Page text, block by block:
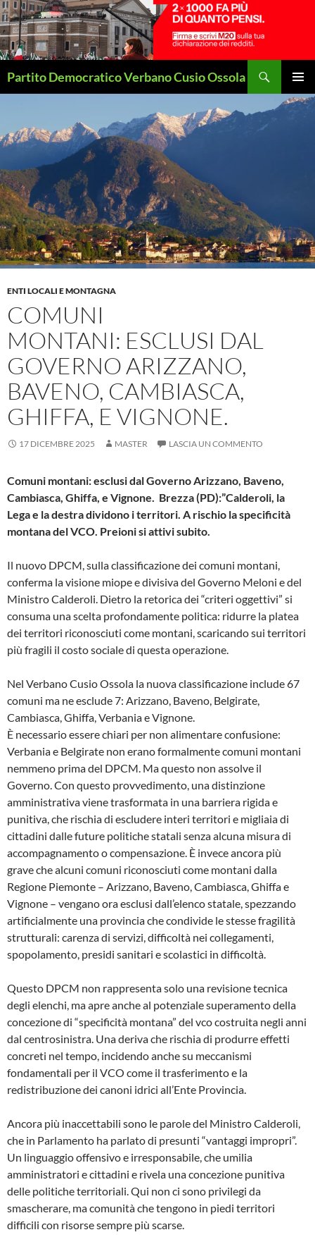
Vai
al
contenuto
Partito Democratico Verbano Cusio Ossola
MENU
ENTI LOCALI E MONTAGNA
COMUNI
MONTANI: ESCLUSI DAL
GOVERNO ARIZZANO,
BAVENO, CAMBIASCA,
GHIFFA, E VIGNONE.
17 DICEMBRE 2025 MASTER LASCIA UN COMMENTO
Comuni montani: esclusi dal Governo Arizzano, Baveno,
Cambiasca, Ghiffa, e Vignone. Brezza (PD):”Calderoli, la
Lega e la destra dividono i territori. A rischio la specificità
montana del VCO. Preioni si attivi subito.
Il nuovo DPCM, sulla classificazione dei comuni montani,
conferma la visione miope e divisiva del Governo Meloni e del
Ministro Calderoli. Dietro la retorica dei “criteri oggettivi” si
consuma una scelta profondamente politica: ridurre la platea
dei territori riconosciuti come montani, scaricando sui territori
più fragili il costo sociale di questa operazione.
Nel Verbano Cusio Ossola la nuova classificazione include 67
comuni ma ne esclude 7: Arizzano, Baveno, Belgirate,
Cambiasca, Ghiffa, Verbania e Vignone.
È necessario essere chiari per non alimentare confusione:
Verbania e Belgirate non erano formalmente comuni montani
nemmeno prima del DPCM. Ma questo non assolve il
Governo. Con questo provvedimento, una distinzione
amministrativa viene trasformata in una barriera rigida e
punitiva, che rischia di escludere interi territori e migliaia di
cittadini dalle future politiche statali senza alcuna misura di
accompagnamento o compensazione. È invece ancora più
grave che alcuni comuni riconosciuti come montani dalla
Regione Piemonte – Arizzano, Baveno, Cambiasca, Ghiffa e
Vignone – vengano ora esclusi dall’elenco statale, spezzando
artificialmente una provincia che condivide le stesse fragilità
strutturali: carenza di servizi, difficoltà nei collegamenti,
spopolamento, presidi sanitari e scolastici in difficoltà.
Questo DPCM non rappresenta solo una revisione tecnica
degli elenchi, ma apre anche al potenziale superamento della
concezione di “specificità montana” del vco costruita negli anni
dal centrosinistra. Una deriva che rischia di produrre effetti
concreti nel tempo, incidendo anche su meccanismi
fondamentali per il VCO come il trasferimento e la
redistribuzione dei canoni idrici all’Ente Provincia.
Ancora più inaccettabili sono le parole del Ministro Calderoli,
che in Parlamento ha parlato di presunti “vantaggi impropri”.
Un linguaggio offensivo e irresponsabile, che umilia
amministratori e cittadini e rivela una concezione punitiva
delle politiche territoriali. Qui non ci sono privilegi da
smascherare, ma comunità che tengono in piedi territori
difficili con risorse sempre più scarse.